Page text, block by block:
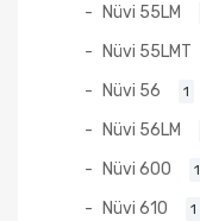
Nüvi 55LM
Nüvi 55LMT
Nüvi 56 1
Nüvi 56LM
Nüvi 600 1
Nüvi 610 1